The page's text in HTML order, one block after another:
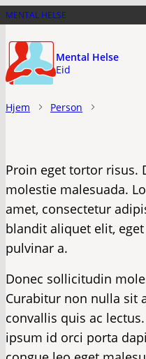
Hopp
hovedinnhold
MENTAL HELSE
Mental Helse
Eid
Hjem Person
Proin eget tortor risus.
molestie malesuada.
amet, consectetur
blandit aliquet elit,
pulvinar a.
Donec sollicitudin
Curabitur non nulla sit
convallis quis ac
ipsum id orci porta